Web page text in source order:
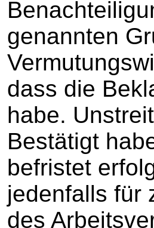
genannten
dass die
habe.
Bestätigt
befristet
jedenfalls für
des